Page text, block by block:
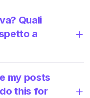
Quali
a
my posts
this for